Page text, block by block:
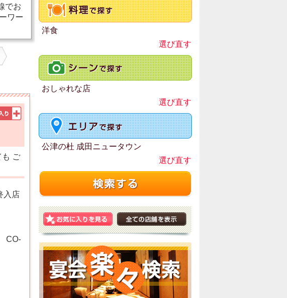
でお
ワー
も ご
入店
CO-
洋食
選び直す
おしゃれな店
選び直す
公津の杜 成田ニュータウン
選び直す